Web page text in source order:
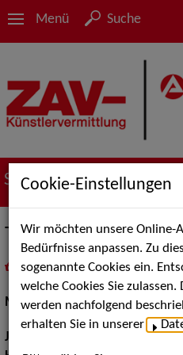
Menü Suche
Suche nach
Timothy H.
inMeine Merklistelegen
Models / Werbung:Fotomodell
Jahrgang:
Cookie-Einstellungen
Wir möchten unsere Online-
Bedürfnisse anpassen. Zu
sogenannte Cookies ein.
welche Cookies Sie
werden nachfolgend
erhalten Sie in unserer